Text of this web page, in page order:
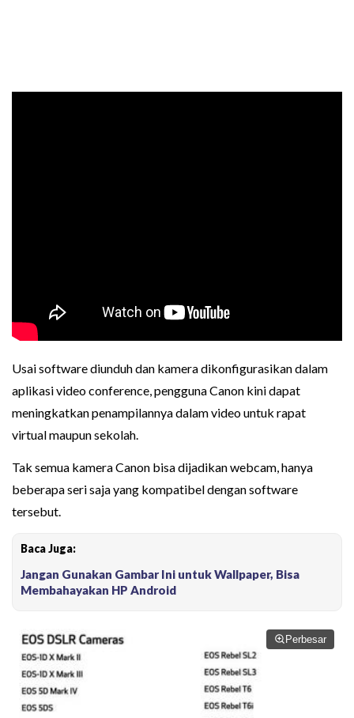
Usai software diunduh dan kamera dikonfigurasikan dalam
aplikasi video conference, pengguna Canon kini dapat
meningkatkan penampilannya dalam video untuk rapat
virtual maupun sekolah.
Tak semua kamera Canon bisa dijadikan webcam, hanya
beberapa seri saja yang kompatibel dengan software
tersebut.
Baca Juga:
Jangan Gunakan Gambar Ini untuk Wallpaper, Bisa
Membahayakan HP Android
Perbesar